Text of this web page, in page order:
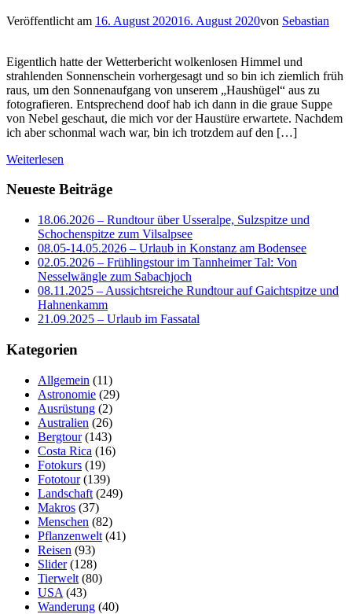
Veröffentlicht am 16. August 202016. August 2020von Sebastian
Eigentlich hatte der Wetterbericht wolkenlosen Himmel und
strahlenden Sonnenschein vorhergesagt und so bin ich ziemlich früh
raus, um den Sonnenaufgang von unserem „Haushügel“ aus zu
fotografieren. Entsprechend doof hab ich dann in die graue Suppe
von Nebel geschaut, die mich vor der Haustüre erwartete. Nachdem
ich aber schonmal wach war, bin ich trotzdem auf den […]
Weiterlesen
Neueste Beiträge
18.06.2026 – Rundtour über Usseralpe, Sulzspitze und
Schochenspitze zum Vilsalpsee
08.05-14.05.2026 – Urlaub in Konstanz am Bodensee
02.05.2026 – Frühlingstour im Tannheimer Tal: Von
Nesselwängle zum Sabachjoch
08.11.2025 – Aussichtsreiche Rundtour auf Gaichtspitze und
Hahnenkamm
21.09.2025 – Urlaub im Fassatal
Kategorien
Allgemein (11)
Astronomie (29)
Ausrüstung (2)
Australien (26)
Bergtour(143)
Costa Rica (16)
Fotokurs (19)
Fototour(139)
Landschaft (249)
Makros (37)
Menschen (82)
Pflanzenwelt (41)
Reisen (93)
Slider(128)
Tierwelt (80)
USA (43)
Wanderung (40)